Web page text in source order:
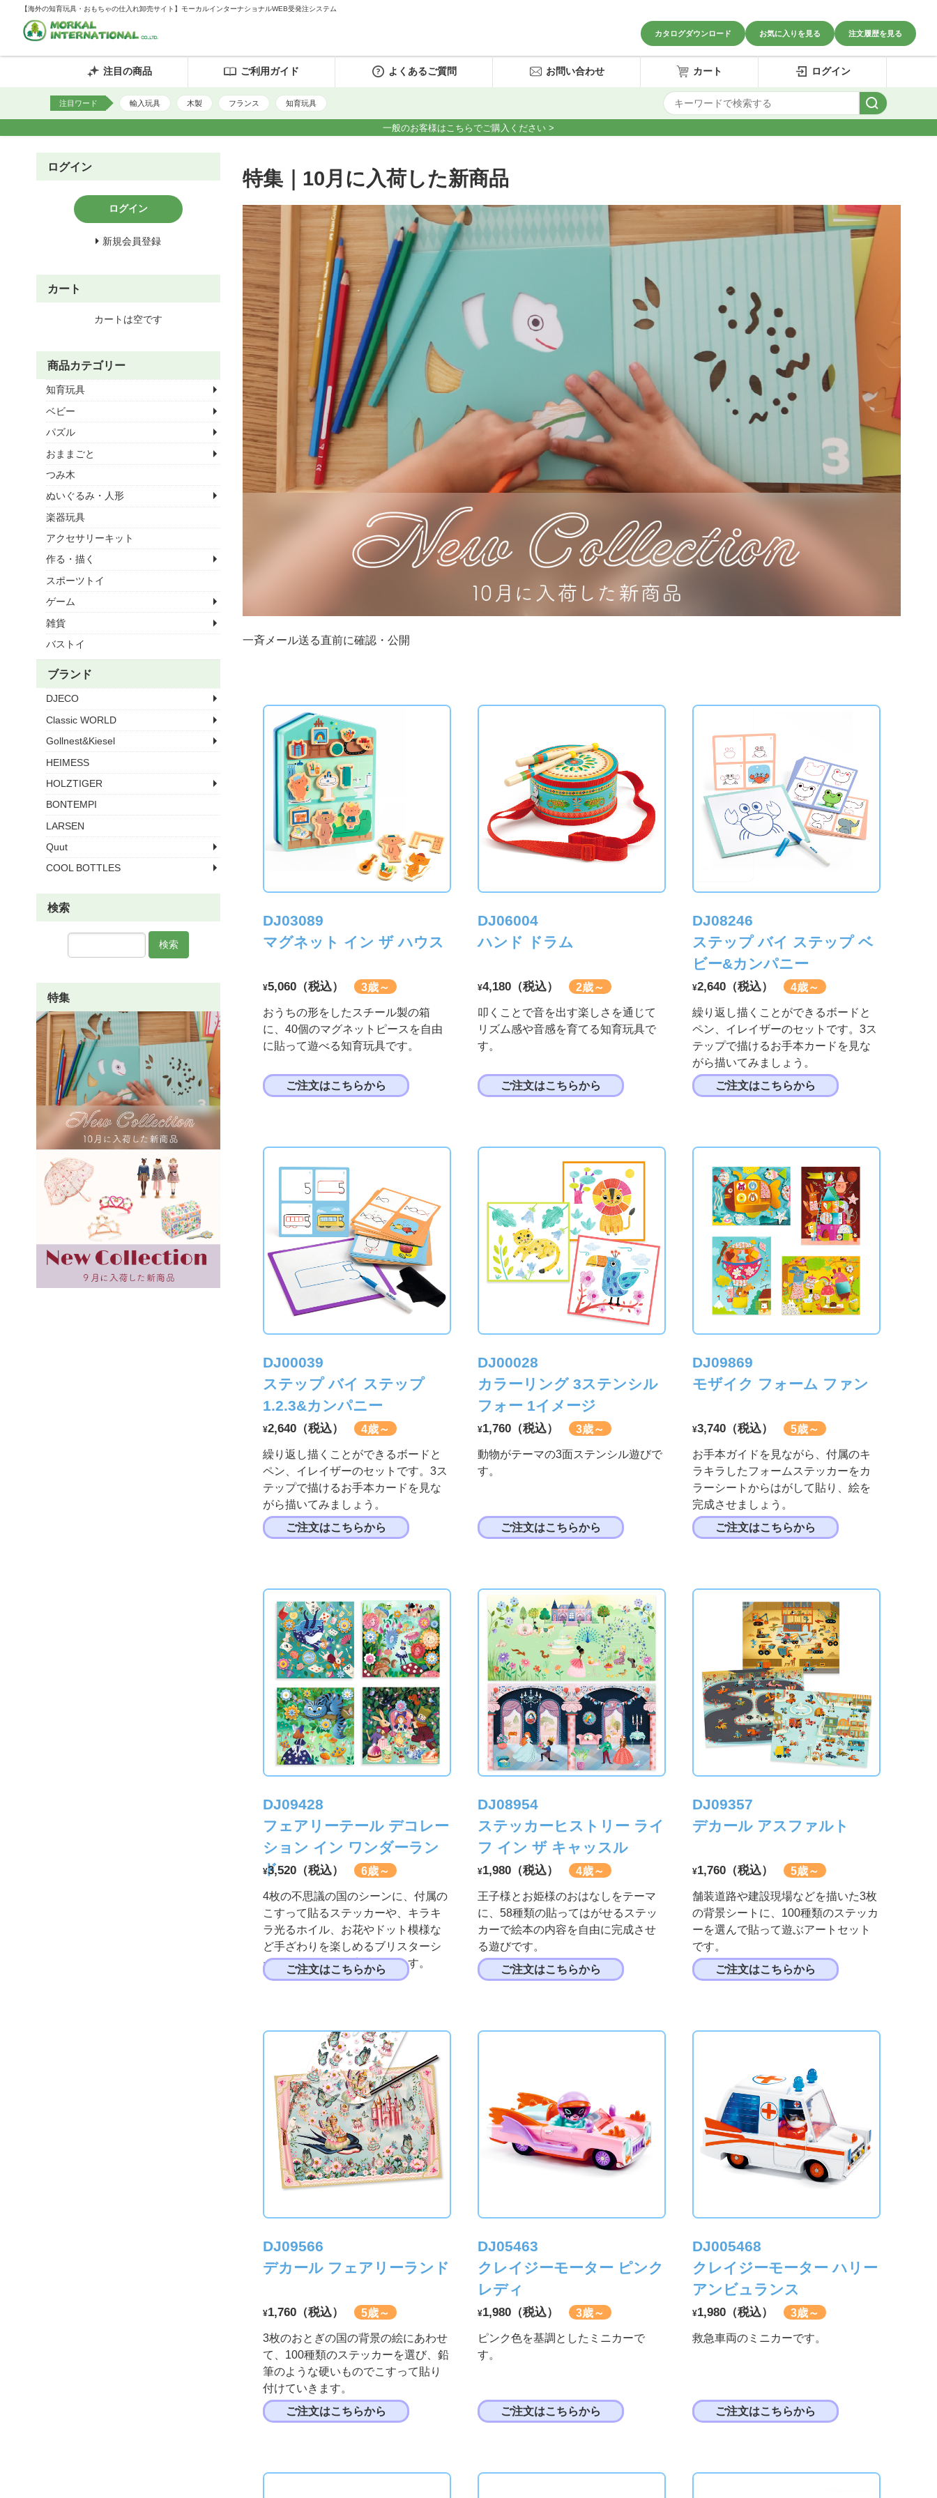
【海外の知育玩具・おもちゃの仕入れ卸売サイト】モーカルインターナショナルWEB受発注システム
カタログダウンロード お気に入りを見る 注文履歴を見る
注目の商品 ご利用ガイド よくあるご質問 お問い合わせ カート ログイン
注目ワード 輸入玩具 木製 フランス 知育玩具
一般のお客様はこちらでご購入ください >
特集｜10月に入荷した新商品
一斉メール送る直前に確認・公開
DJ03089
マグネット イン ザ ハウス
¥5,060（税込） 3歳～
おうちの形をしたスチール製の箱
に、40個のマグネットピースを自由
に貼って遊べる知育玩具です。
ご注文はこちらから
DJ06004
ハンド ドラム
¥4,180（税込） 2歳～
叩くことで音を出す楽しさを通じて
リズム感や音感を育てる知育玩具で
す。
ご注文はこちらから
DJ08246
ステップ バイ ステップ ベ
ビー&カンパニー
¥2,640（税込） 4歳～
繰り返し描くことができるボードと
ペン、イレイザーのセットです。3ス
テップで描けるお手本カードを見な
がら描いてみましょう。
ご注文はこちらから
DJ00039
ステップ バイ ステップ
1.2.3&カンパニー
¥2,640（税込） 4歳～
繰り返し描くことができるボードと
ペン、イレイザーのセットです。3ス
テップで描けるお手本カードを見な
がら描いてみましょう。
ご注文はこちらから
DJ00028
カラーリング 3ステンシル
フォー 1イメージ
¥1,760（税込） 3歳～
動物がテーマの3面ステンシル遊びで
す。
ご注文はこちらから
DJ09869
モザイク フォーム ファン
¥3,740（税込） 5歳～
お手本ガイドを見ながら、付属のキ
ラキラしたフォームステッカーをカ
ラーシートからはがして貼り、絵を
完成させましょう。
ご注文はこちらから
DJ09428
フェアリーテール デコレー
ション イン ワンダーラン
ド
¥3,520（税込） 6歳～
4枚の不思議の国のシーンに、付属の
こすって貼るステッカーや、キラキ
ラ光るホイル、お花やドット模様な
ど手ざわりを楽しめるブリスターシ
ールを貼って絵を完成させます。
ご注文はこちらから
DJ08954
ステッカーヒストリー ライ
フ イン ザ キャッスル
¥1,980（税込） 4歳～
王子様とお姫様のおはなしをテーマ
に、58種類の貼ってはがせるステッ
カーで絵本の内容を自由に完成させ
る遊びです。
ご注文はこちらから
DJ09357
デカール アスファルト
¥1,760（税込） 5歳～
舗装道路や建設現場などを描いた3枚
の背景シートに、100種類のステッカ
ーを選んで貼って遊ぶアートセット
です。
ご注文はこちらから
DJ09566
デカール フェアリーランド
¥1,760（税込） 5歳～
3枚のおとぎの国の背景の絵にあわせ
て、100種類のステッカーを選び、鉛
筆のような硬いものでこすって貼り
付けていきます。
ご注文はこちらから
DJ05463
クレイジーモーター ピンク
レディ
¥1,980（税込） 3歳～
ピンク色を基調としたミニカーで
す。
ご注文はこちらから
DJ005468
クレイジーモーター ハリー
アンビュランス
¥1,980（税込） 3歳～
救急車両のミニカーです。
ご注文はこちらから
ログイン
ログイン
新規会員登録
カート
カートは空です
商品カテゴリー
知育玩具
ベビー
パズル
おままごと
つみ木
ぬいぐるみ・人形
楽器玩具
アクセサリーキット
作る・描く
スポーツトイ
ゲーム
雑貨
バストイ
ブランド
DJECO
Classic WORLD
Gollnest&Kiesel
HEIMESS
HOLZTIGER
BONTEMPI
LARSEN
Quut
COOL BOTTLES
検索
検索
特集